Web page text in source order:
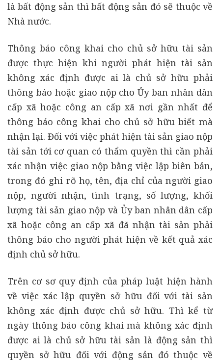
là bất động sản thì bất động sản đó sẽ thuộc về
Nhà nước.
Thông báo công khai cho chủ sở hữu tài sản
được thực hiện khi người phát hiện tài sản
không xác định được ai là chủ sở hữu phải
thông báo hoặc giao nộp cho Ủy ban nhân dân
cấp xã hoặc công an cấp xã nơi gần nhất để
thông báo công khai cho chủ sở hữu biết mà
nhận lại. Đối với việc phát hiện tài sản giao nộp
tài sản tới cơ quan có thẩm quyền thì cần phải
xác nhận việc giao nộp bằng việc lập biên bản,
trong đó ghi rõ họ, tên, địa chỉ của người giao
nộp, người nhận, tình trạng, số lượng, khối
lượng tài sản giao nộp và Ủy ban nhân dân cấp
xã hoặc công an cấp xã đã nhận tài sản phải
thông báo cho người phát hiện về kết quả xác
định chủ sở hữu.
Trên cơ sơ quy định của pháp luật hiện hành
về việc xác lập quyền sở hữu đối với tài sản
không xác định được chủ sở hữu. Thì kể từ
ngày thông báo công khai mà không xác định
được ai là chủ sở hữu tài sản là động sản thì
quyền sở hữu đối với động sản đó thuộc về